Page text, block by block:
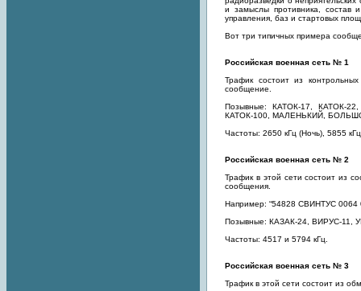
и замыслы противника, состав
управления, баз и стартовых
Вот три типичных примера
Российская военная сеть № 1
Трафик состоит из
сообщение.
Позывные: КАТОК-17, КАТОК-
КАТОК-100, МАЛЕНЬКИЙ,
Частоты: 2650 кГц (Ночь), 5855
Российская военная сеть № 2
Трафик в этой сети состоит из
сообщения.
Например: “54828 СВИНТУС 0064
Позывные: КАЗАК-24, ВИРУС-11,
Частоты: 4517 и 5794 кГц.
Российская военная сеть № 3
Трафик в этой сети состоит из